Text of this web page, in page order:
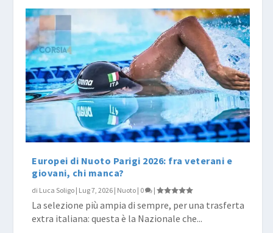
Europei di Nuoto Parigi 2026: fra veterani e
giovani, chi manca?
di Luca Soligo | Lug 7, 2026 | Nuoto | 0 |
La selezione più ampia di sempre, per una trasferta
extra italiana: questa è la Nazionale che...